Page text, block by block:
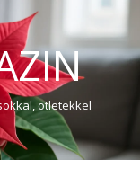
ötletekkel